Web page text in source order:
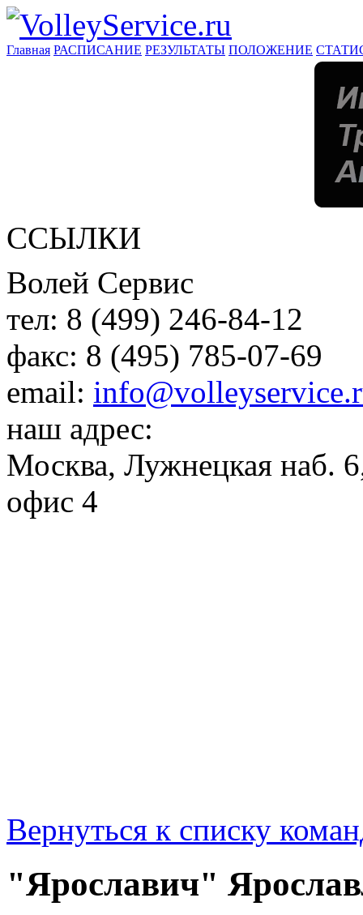
Главная РАСПИСАНИЕ РЕЗУЛЬТАТЫ ПОЛОЖЕНИЕ
ССЫЛКИ
Волей Сервис
тел: 8 (499) 246-84-12
факс: 8 (495) 785-07-69
email:
наш адрес:
Москва, Лужнецкая наб.
офис 4
Вернуться к списку
"Ярославич"